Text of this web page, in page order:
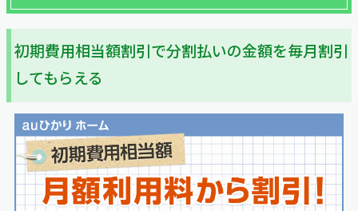
初期費用相当額割引で分割払いの金額を毎月割引
してもらえる